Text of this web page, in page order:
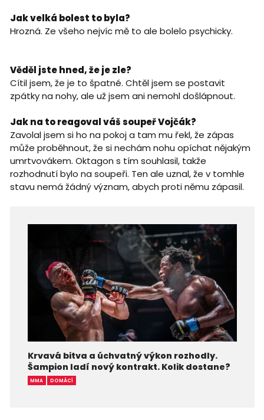
Jak velká bolest to byla?
Hrozná. Ze všeho nejvíc mě to ale bolelo psychicky.
Věděl jste hned, že je zle?
Cítil jsem, že je to špatné. Chtěl jsem se postavit
zpátky na nohy, ale už jsem ani nemohl došlápnout.
Jak na to reagoval váš soupeř Vojčák?
Zavolal jsem si ho na pokoj a tam mu řekl, že zápas
může proběhnout, že si nechám nohu opíchat nějakým
umrtvovákem. Oktagon s tím souhlasil, takže
rozhodnutí bylo na soupeři. Ten ale uznal, že v tomhle
stavu nemá žádný význam, abych proti němu zápasil.
Krvavá bitva a úchvatný výkon rozhodly.
Šampion ladí nový kontrakt. Kolik dostane?
MMA DOMÁCÍ